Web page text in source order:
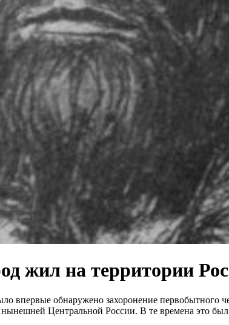
жил на территории
впервые обнаружено захоронение первобытного
Центральной России. В те времена это